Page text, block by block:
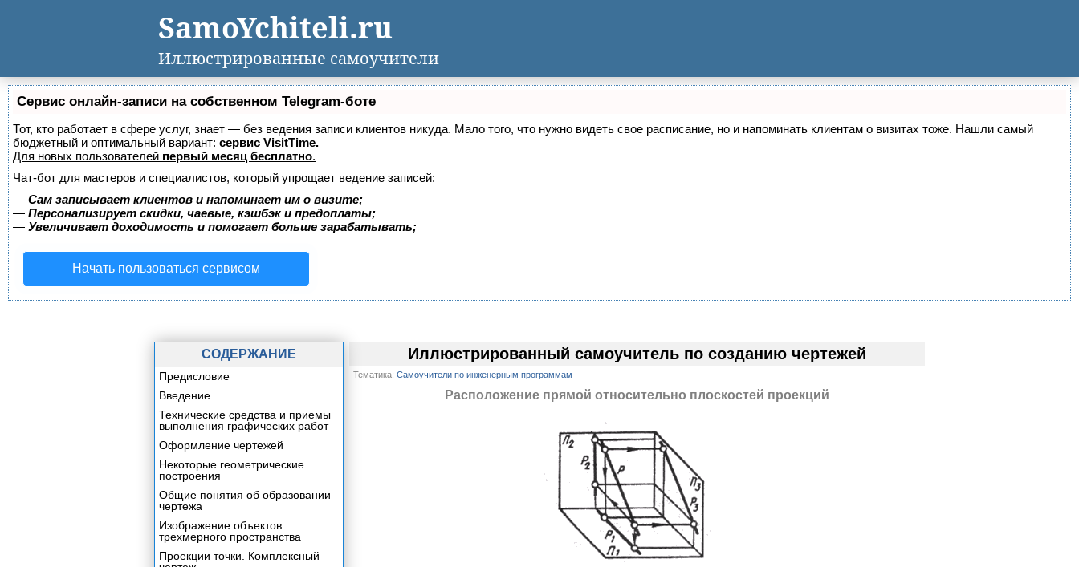
Сервис онлайн-записи на собственном Telegram-боте
Тот, кто работает в сфере услуг, знает — без ведения записи клиентов никуда. Мало того, что нужно видеть свое расписание, но и напоминать клиентам о визитах тоже. Нашли самый
бюджетный и оптимальный вариант: сервис VisitTime.
Для новых пользователей первый месяц бесплатно.
Чат-бот для мастеров и специалистов, который упрощает ведение записей:
— Сам записывает клиентов и напоминает им о визите;
— Персонализирует скидки, чаевые, кэшбэк и предоплаты;
— Увеличивает доходимость и помогает больше зарабатывать;
Начать пользоваться сервисом
Иллюстрированный самоучитель по созданию чертежей
Тематика: Самоучители по инженерным программам
Расположение прямой относительно плоскостей проекций
СОДЕРЖАНИЕ
Предисловие
Введение
Технические средства и приемы
выполнения графических работ
Оформление чертежей
Некоторые геометрические
построения
Общие понятия об образовании
чертежа
Изображение объектов
трехмерного пространства
Проекции точки. Комплексный
SamoYchiteli.ru
Иллюстрированные самоучители